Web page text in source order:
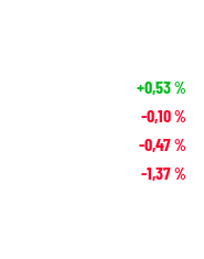
+0,53%
-0,10%
-0,47%
-1,37%